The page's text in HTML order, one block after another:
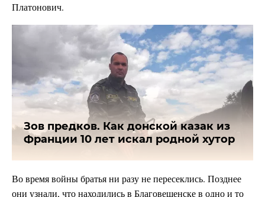
Платонович.
Зов предков. Как донской казак из
Франции 10 лет искал родной хутор
Во время войны братья ни разу не пересеклись. Позднее
они узнали, что находились в Благовещенске в одно и то